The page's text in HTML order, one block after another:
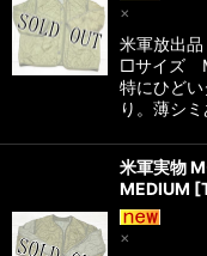
×
米軍放出
□サイズ
特にひど
り。薄シ
米軍実物
MEDIUM [
×